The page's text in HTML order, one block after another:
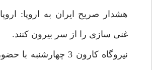
هشدار صريح ايران به اروپا:
غنى سازى را از سر بيرون كنند.
نيروگاه كارون 3